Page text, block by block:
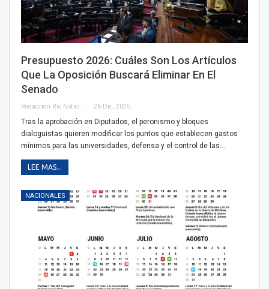
Presupuesto 2026: Cuáles Son Los Artículos
Que La Oposición Buscará Eliminar En El
Senado
Redaccion Rio Noticias 26 Dic, 2025
Tras la aprobación en Diputados, el peronismo y bloques
dialoguistas quieren modificar los puntos que establecen gastos
mínimos para las universidades, defensa y el control de las…
LEE MAS...
NACIONALES